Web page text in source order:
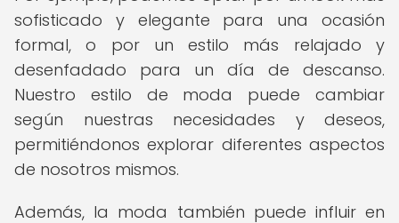
sofisticado y elegante para una ocasión
formal, o por un estilo más relajado y
desenfadado para un día de descanso.
Nuestro estilo de moda puede cambiar
según nuestras necesidades y deseos,
permitiéndonos explorar diferentes aspectos
de nosotros mismos.
Además, la moda también puede influir en